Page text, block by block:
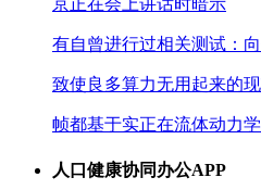
京正在会上讲话时暗示
有自曾进行过相关测试：
致使良多算力无用起来的
帧都基于实正在流体动力
人口健康协同办公APP